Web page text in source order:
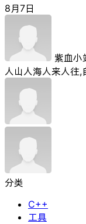
8月7日
紫血小
人山人海人来人往,
分类
C++
工具